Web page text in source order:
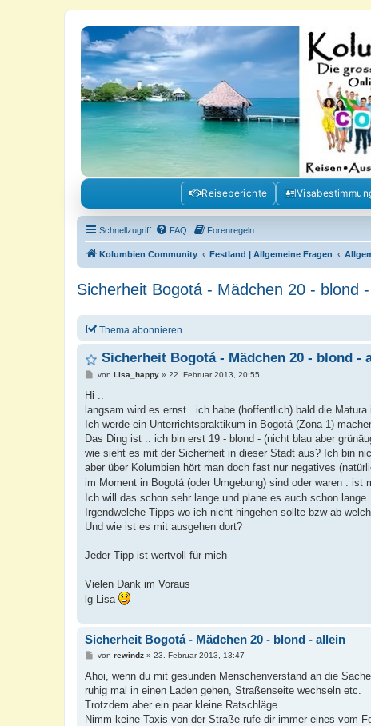
Kolumbienforum - Das grosse Forum
Reisen, Auswandern, Kultur, Politik, Geschichte und Visum in Kolumbien
Reiseberichte
Schnellzugriff FAQ Forenregeln
Kolumbien Community Festland | Allgemeine Fragen
Sicherheit Bogotá - Mädchen 20 - blond
Thema abonnieren
Sicherheit Bogotá - Mädchen 20 - blond -
B
r
a
von Lisa_happy» 22. Februar 2013, 20:55
Hi ..
langsam wird es ernst.. ich habe (hoffentlich) bald die
Ich werde ein Unterrichtspraktikum in Bogotá (Zona 1)
Das Ding ist .. ich bin erst 19 - blond - (nicht blau aber
wie sieht es mit der Sicherheit in dieser Stadt aus? Ich bin
aber über Kolumbien hört man doch fast nur negatives
im Moment in Bogotá (oder Umgebung) sind oder waren . ist
Ich will das schon sehr lange und plane es auch schon
Irgendwelche Tipps wo ich nicht hingehen sollte bzw ab
Und wie ist es mit ausgehen dort?
Jeder Tipp ist wertvoll für mich
Vielen Dank im Voraus
lg Lisa
Sicherheit Bogotá - Mädchen 20 - blond - allein
B
i
r
a
von rewindz» 23. Februar 2013, 13:47
Ahoi, wenn du mit gesunden Menschenverstand an die
ruhig mal in einen Laden gehen, Straßenseite wechseln etc.
Trotzdem aber ein paar kleine Ratschläge.
Nimm keine Taxis von der Straße rufe dir immer eines vom